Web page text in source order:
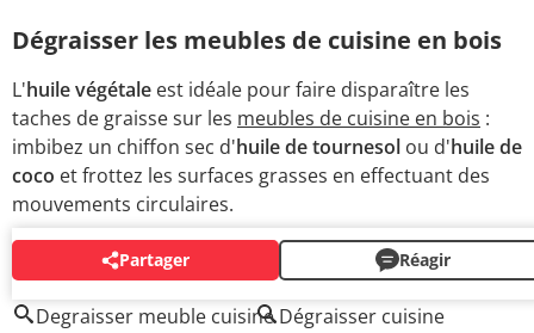
Dégraisser les meubles de cuisine en bois
L'huile végétale est idéale pour faire disparaître les
taches de graisse sur les meubles de cuisine en bois :
imbibez un chiffon sec d'huile de tournesol ou d'huile de
coco et frottez les surfaces grasses en effectuant des
mouvements circulaires.
Partager Réagir
AUTOUR DU MÊME SUJET
Degraisser meuble cuisine Dégraisser cuisine